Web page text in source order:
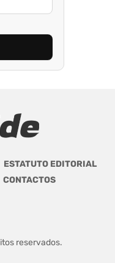
ESTATUTO EDITORIAL
CONTACTOS
reservados.